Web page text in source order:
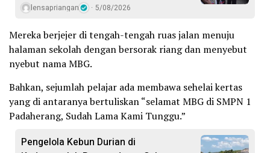
lensapriangan 5/08/2026
Mereka berjejer di tengah-tengah ruas jalan menuju
halaman sekolah dengan bersorak riang dan menyebut
nyebut nama MBG.
Bahkan, sejumlah pelajar ada membawa sehelai kertas
yang di antaranya bertuliskan “selamat MBG di SMPN 1
Padaherang, Sudah Lama Kami Tunggu.”
Pengelola Kebun Durian di